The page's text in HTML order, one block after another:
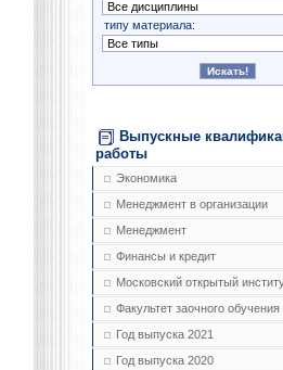
типу материала:
Выпускные
работы
Экономика
Менеджмент в организации
Менеджмент
Финансы и кредит
Московский открытый
Факультет заочного обучения
Год выпуска 2021
Год выпуска 2020